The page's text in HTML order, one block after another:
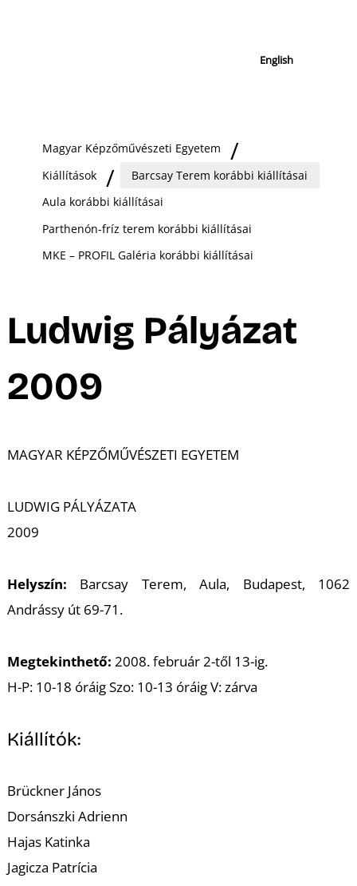
English
Magyar Képzőművészeti Egyetem
Kiállítások
Barcsay Terem korábbi kiállításai
Aula korábbi kiállításai
Parthenón-fríz terem korábbi kiállításai
MKE – PROFIL Galéria korábbi kiállításai
Ludwig Pályázat
2009
MAGYAR KÉPZŐMŰVÉSZETI EGYETEM
LUDWIG PÁLYÁZATA
2009
Helyszín: Barcsay Terem, Aula, Budapest, 1062
Andrássy út 69-71.
Megtekinthető: 2008. február 2-től 13-ig.
H-P: 10-18 óráig Szo: 10-13 óráig V: zárva
Kiállítók:
Brückner János
Dorsánszki Adrienn
Hajas Katinka
Jagicza Patrícia